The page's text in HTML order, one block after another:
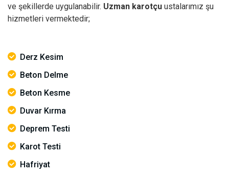
ve şekillerde uygulanabilir. Uzman karotçu ustalarımız şu
hizmetleri vermektedir;
Derz Kesim
Beton Delme
Beton Kesme
Duvar Kırma
Deprem Testi
Karot Testi
Hafriyat